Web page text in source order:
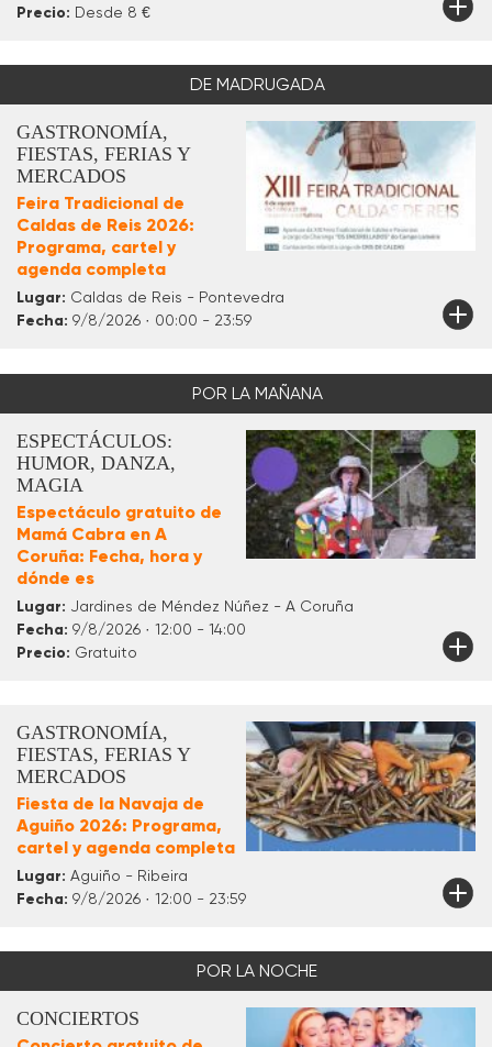
Precio: Desde 8 €
DE MADRUGADA
GASTRONOMÍA,
FIESTAS, FERIAS Y
MERCADOS
Feira Tradicional de
Caldas de Reis 2026:
Programa, cartel y
agenda completa
Lugar: Caldas de Reis - Pontevedra
Fecha: 9/8/2026 · 00:00 - 23:59
POR LA MAÑANA
ESPECTÁCULOS:
HUMOR, DANZA,
MAGIA
Espectáculo gratuito de
Mamá Cabra en A
Coruña: Fecha, hora y
dónde es
Lugar: Jardines de Méndez Núñez - A Coruña
Fecha: 9/8/2026 · 12:00 - 14:00
Precio: Gratuito
GASTRONOMÍA,
FIESTAS, FERIAS Y
MERCADOS
Fiesta de la Navaja de
Aguiño 2026: Programa,
cartel y agenda completa
Lugar: Aguiño - Ribeira
Fecha: 9/8/2026 · 12:00 - 23:59
POR LA NOCHE
CONCIERTOS